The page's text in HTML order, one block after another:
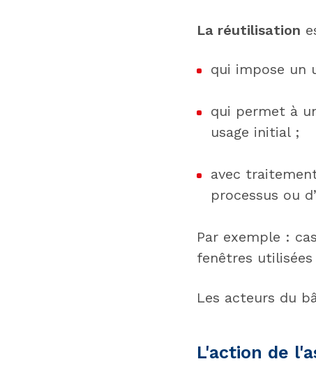
La réutilisation
qui impose un
qui permet à
usage initial ;
avec
processus ou
Par exemple :
fenêtres
Les acteurs du
L'action de